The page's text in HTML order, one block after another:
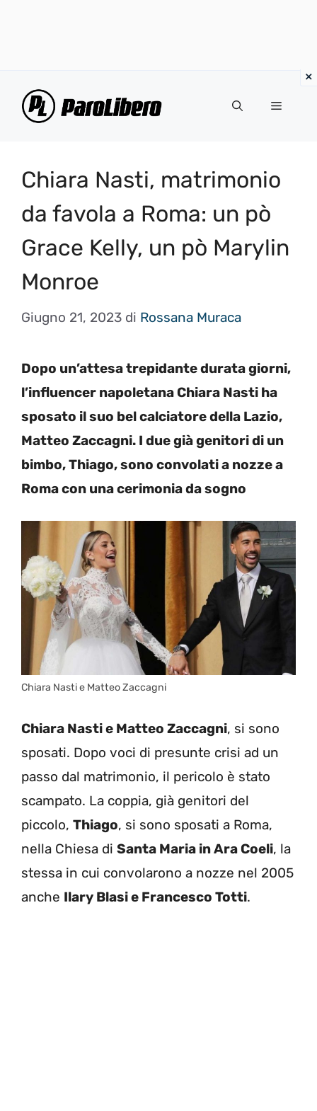
Menu
Chiara Nasti, matrimonio
da favola a Roma: un pò
Grace Kelly, un pò Marylin
Monroe
Giugno 21, 2023 di Rossana Muraca
Dopo un’attesa trepidante durata giorni,
l’influencer napoletana Chiara Nasti ha
sposato il suo bel calciatore della Lazio,
Matteo Zaccagni. I due già genitori di un
bimbo, Thiago, sono convolati a nozze a
Roma con una cerimonia da sogno
Chiara Nasti e Matteo Zaccagni
Chiara Nasti e Matteo Zaccagni, si sono
sposati. Dopo voci di presunte crisi ad un
passo dal matrimonio, il pericolo è stato
scampato. La coppia, già genitori del
piccolo, Thiago, si sono sposati a Roma,
nella Chiesa di Santa Maria in Ara Coeli, la
stessa in cui convolarono a nozze nel 2005
anche Ilary Blasi e Francesco Totti.